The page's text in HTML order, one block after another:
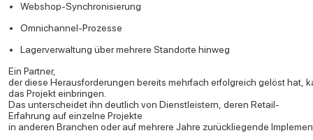
Webshop-Synchronisierung
Omnichannel-Prozesse
Lagerverwaltung über mehrere Standorte hinweg
Ein Partner,
der diese Herausforderungen bereits mehrfach erfolgreich gelöst hat,
das Projekt einbringen.
Das unterscheidet ihn deutlich von Dienstleistern, deren Retail-
Erfahrung auf einzelne Projekte
in anderen Branchen oder auf mehrere Jahre zurückliegende